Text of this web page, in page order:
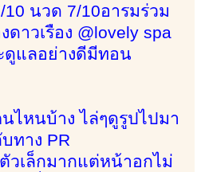
นวด 7/10อารมร่วม
าวเรือง @lovely spa
ดูแลอย่างดีมีทอน
ไหนบ้าง ไล่ๆดูรูปไปมา
ทาง PR
วเล็กมากแต่หน้าอกไม่